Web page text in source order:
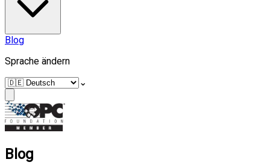
Blog
Sprache ändern
⌄
Blog